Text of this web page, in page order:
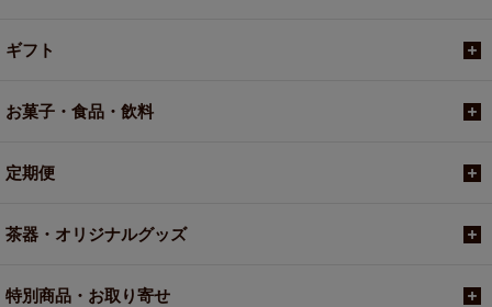
ギフト
お菓子・食品・飲料
定期便
茶器・オリジナルグッズ
特別商品・お取り寄せ